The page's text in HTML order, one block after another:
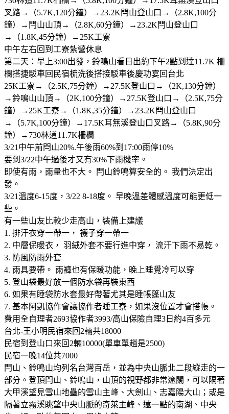
叉路→（5.7K,120分鐘）→23.2K閂山登山口→（2.8K,100分
鐘）→閂山山頂→（2.8K,60分鐘）→23.2K閂山登山口
→（1.8K,45分鐘）→25K工寮
中午左右回到工寮紮營休息
第二天：早上3:00出發，鈴鳴山看日出約下午2點到達11.7K 柵
欄搭捷駁車回民宿梳洗後搭接駁車後慶功宴回台北
25K工寮→（2.5K,75分鐘）→27.5K登山口→（2K,130分鐘）
→鈴鳴山山頂→（2K,100分鐘）→27.5K登山口→（2.5K,75分
鐘）→25K工寮→（1.8K,35分鐘）→23.2K閂山登山口
→（5.7K,100分鐘）→17.5K耳無溪登山口叉路→（5.8K,90分
鐘）→730林道11.7K柵欄
3/21中午前閂山20%.午後雨60%到17:00雨停10%
要到3/22中午過後才又有30%下雨機率。
即使有雨，雨量也不大。 閂山鈴鳴算安全的。 我們決定出
發。
3/21溫度6-15度，3/22 8-18度。 早晚溫差體感溫度可能更低一
些。
有一些山友比較少走高山，裝備上建議
1. 排汗衣穿一帶一， 襪子穿一帶一
2. 中層保暖衣， 羽絨外套不要行進中穿， 流汗下雨不易乾。
3. 防風防雨外套
4. 雨具要帶。 雨褲也有保暖功能，晚上睡覺冷可以穿
5. 登山袋最好放一個防水袋再裝東西
6. 如果有睡袋防水套最好帶著尤其是睡帳篷山友
7. 基本阿凱協作會讓協作者睡工寮，如果沒位置才會搭帳。
費用全自理者2693協作者3993/高山保險自理3日約4百多元
台北-王小明民宿來回2輛共18000
民宿到登山口來回2輛10000(單車單趟是2500)
民宿一晚14位共7000
閂山、鈴鳴山均列名台灣百岳，並為中央山脈北二段縱走的一
部分。登頂閂山、鈴鳴山，山頂的視野都非常遼闊，可以隔著
大甲溪望見雪山地壘的雪山主峰、大劍山、志嘉陽大山；或是
隔著立霧溪眺望中央山脈的奇萊主峰、遠一點的南湖、中央